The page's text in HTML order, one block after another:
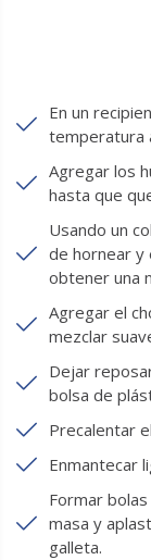
En un
temperatura
Agregar los
hasta que
Usando un
de hornear y
obtener una
Agregar el
mezclar
Dejar
bolsa de
Precalentar
Enmantecar
Formar
masa y
galleta.